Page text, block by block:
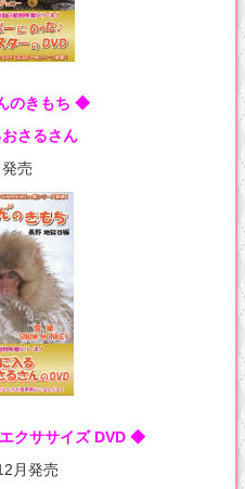
のきもち ◆
さるさん
売
クササイズ DVD ◆
月発売